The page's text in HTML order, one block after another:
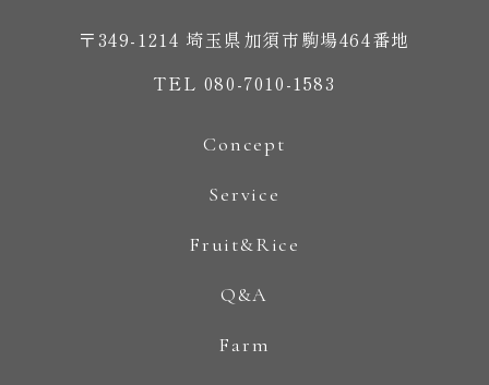
〒349-1214 埼玉県加須市駒場464番地
TEL 080-7010-1583
Concept
Service
Fruit&Rice
Q&A
Farm